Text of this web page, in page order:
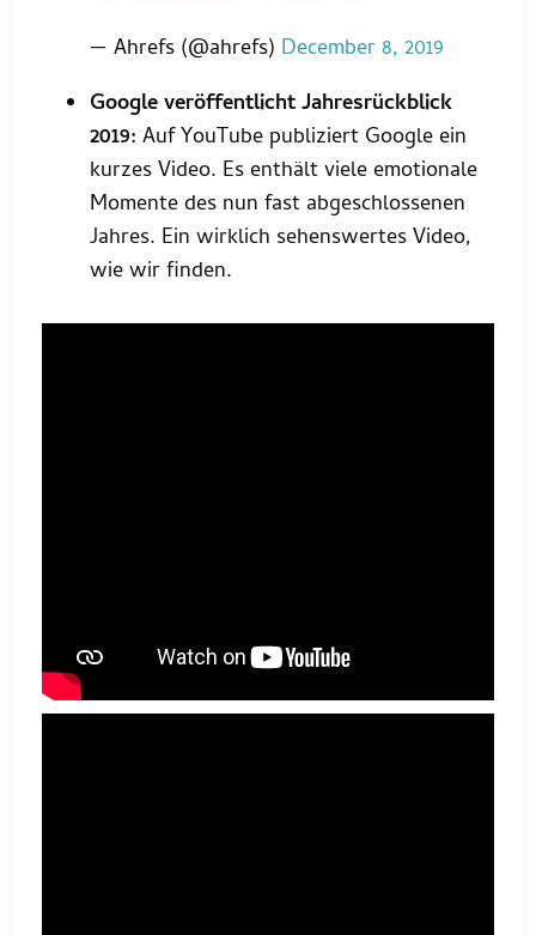
— Ahrefs (@ahrefs) December 8, 2019
Google veröffentlicht Jahresrückblick
2019: Auf YouTube publiziert Google ein
kurzes Video. Es enthält viele emotionale
Momente des nun fast abgeschlossenen
Jahres. Ein wirklich sehenswertes Video,
wie wir finden.